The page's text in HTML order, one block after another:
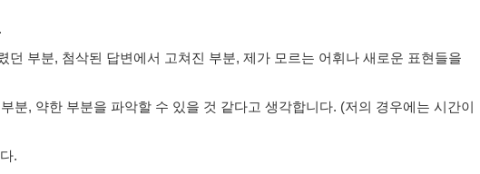
부분, 첨삭된 답변에서 고쳐진 부분, 제가 모르는 어휘나 새로운 표현들을
, 약한 부분을 파악할 수 있을 것 같다고 생각합니다. (저의 경우에는 시간이
.